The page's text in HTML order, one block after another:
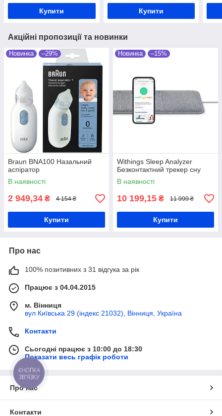
Купити Купити
Акційні пропозиції та новинки
Новинка –29%
Braun BNA100 Назальний
аспіратор
В наявності
2 949,34 ₴ 4 154 ₴
Купити
Новинка –15%
Withings Sleep Analyzer
Безконтактний трекер сну
В наявності
10 199,15 ₴ 11 999 ₴
Купити
Про нас
100% позитивних з 31 відгука за рік
Працює з 04.04.2015
м. Вінниця
вул Київська 29 (індекс 21032), Вінниця, Україна
Контакти
Сьогодні працює з 10:00 до 18:30
Показати весь графік роботи
Про нас
Контакти
КНОПКА
ЗВ'ЯЗКУ